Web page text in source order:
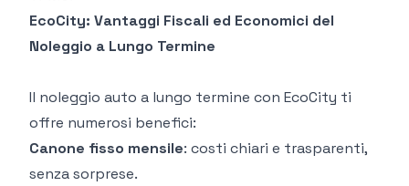
EcoCity: Vantaggi Fiscali ed Economici del
Noleggio a Lungo Termine
Il noleggio auto a lungo termine con EcoCity ti
offre numerosi benefici:
Canone fisso mensile: costi chiari e trasparenti,
senza sorprese.